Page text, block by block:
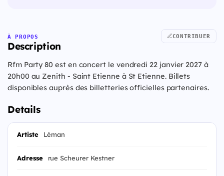
À PROPOS
Description
CONTRIBUER
Rfm Party 80 est en concert le vendredi 22 janvier 2027 à
20h00 au Zenith - Saint Etienne à St Etienne. Billets
disponibles auprès des billetteries officielles partenaires.
Details
Artiste Léman
Adresse rue Scheurer Kestner